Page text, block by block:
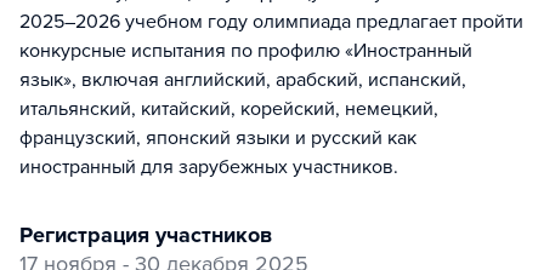
2025–2026 учебном году олимпиада предлагает пройти
конкурсные испытания по профилю «Иностранный
язык», включая английский, арабский, испанский,
итальянский, китайский, корейский, немецкий,
французский, японский языки и русский как
иностранный для зарубежных участников.
регистрация участников
17 ноября - 30 декабря 2025